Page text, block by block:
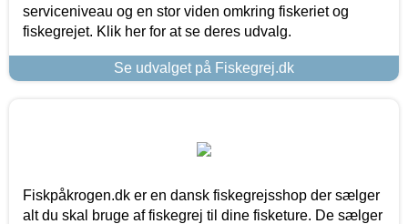
serviceniveau og en stor viden omkring fiskeriet og
fiskegrejet. Klik her for at se deres udvalg.
Se udvalget på Fiskegrej.dk
Fiskpåkrogen.dk er en dansk fiskegrejsshop der sælger
alt du skal bruge af fiskegrej til dine fisketure. De sælger